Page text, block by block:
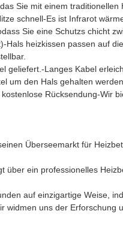
Sie mit einem traditionellen
schnell-Es ist Infrarot
Sie eine Schutzs chicht
Hals heizkissen passen auf
geliefert.-Langes Kabel
um den Hals gehalten werden
Rücksendung-Wir
Überseemarkt für
über ein professionelles
auf einzigartige Weise,
widmen uns der Erforschung